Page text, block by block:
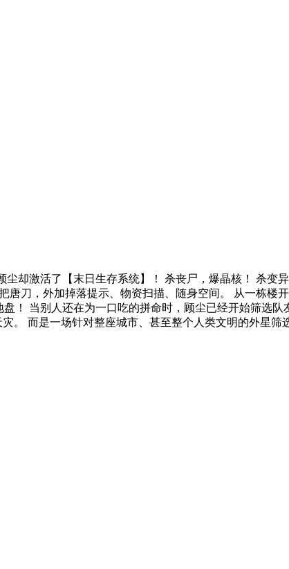
却激活了【末日生存系统】！ 杀丧尸，爆晶核！ 杀变
刀，外加掉落提示、物资扫描、随身空间。 从一栋楼
！ 当别人还在为一口吃的拼命时，顾尘已经开始筛选
。 而是一场针对整座城市、甚至整个人类文明的外星筛